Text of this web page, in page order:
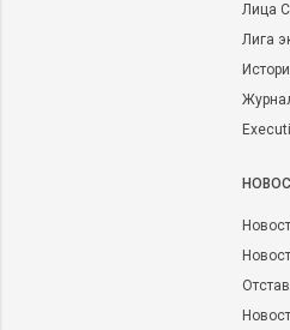
Лица
Лига